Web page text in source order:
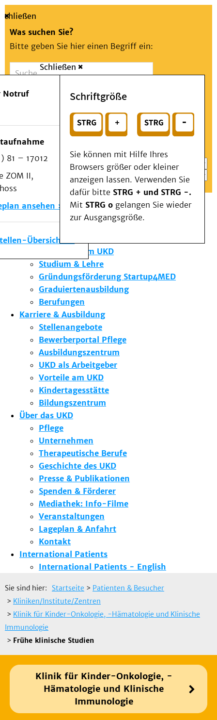
Suche
Schließen
Was suchen Sie?
Bitte geben Sie hier einen Begriff ein:
Suchen
oder
Wählen Sie ein Thema für Ihren Schnelleinstieg
Notfall
Schließen
Notruf
81 – 17012
ZOM II,
ansehen
Übersicht
Schriftgröße
Sie können mit Hilfe Ihres
Browsers größer oder kleiner
anzeigen lassen. Verwenden Sie
dafür bitte STRG + und STRG -.
Mit STRG o gelangen Sie wieder
zur Ausgangsgröße.
Menü
Patienten & Besucher
Kliniken/Institute/Zentren
Als Patient am UKD
Beratung und Unterstützung
Veranstaltungen
Kommunikation im Medizinwesen (KIM)
Notfall
Forschung & Lehre
Die Institute des UKD
Forschung am UKD
Studium & Lehre
Gründungsförderung Startup4MED
Graduiertenausbildung
Berufungen
Karriere & Ausbildung
Stellenangebote
Bewerberportal Pflege
Ausbildungszentrum
UKD als Arbeitgeber
Vorteile am UKD
Kindertagesstätte
Bildungszentrum
Über das UKD
Pflege
Unternehmen
Therapeutische Berufe
Geschichte des UKD
Presse & Publikationen
Spenden & Förderer
Mediathek: Info-Filme
Veranstaltungen
Lageplan & Anfahrt
Kontakt
International Patients
International Patients - English
Sie sind hier: Startseite > Patienten & Besucher
> Kliniken/Institute/Zentren
> Klinik für Kinder-Onkologie, -Hämatologie und Klinische
Immunologie
> Frühe klinische Studien
Klinik für Kinder-Onkologie, -
Hämatologie und Klinische
Immunologie